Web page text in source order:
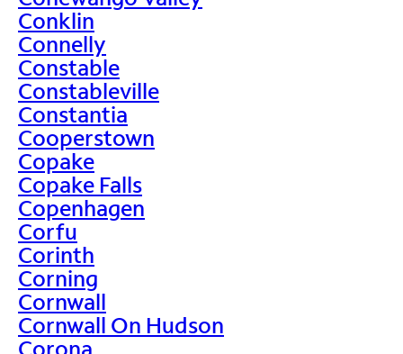
Conklin
Connelly
Constable
Constableville
Constantia
Cooperstown
Copake
Copake Falls
Copenhagen
Corfu
Corinth
Corning
Cornwall
Cornwall On Hudson
Corona